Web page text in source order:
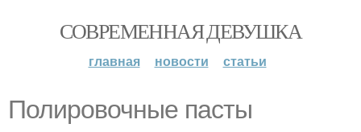
СОВРЕМЕННАЯ ДЕВУШКА
главная новости статьи
Полировочные пасты